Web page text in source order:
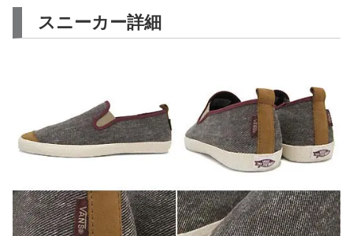
スニーカー詳細